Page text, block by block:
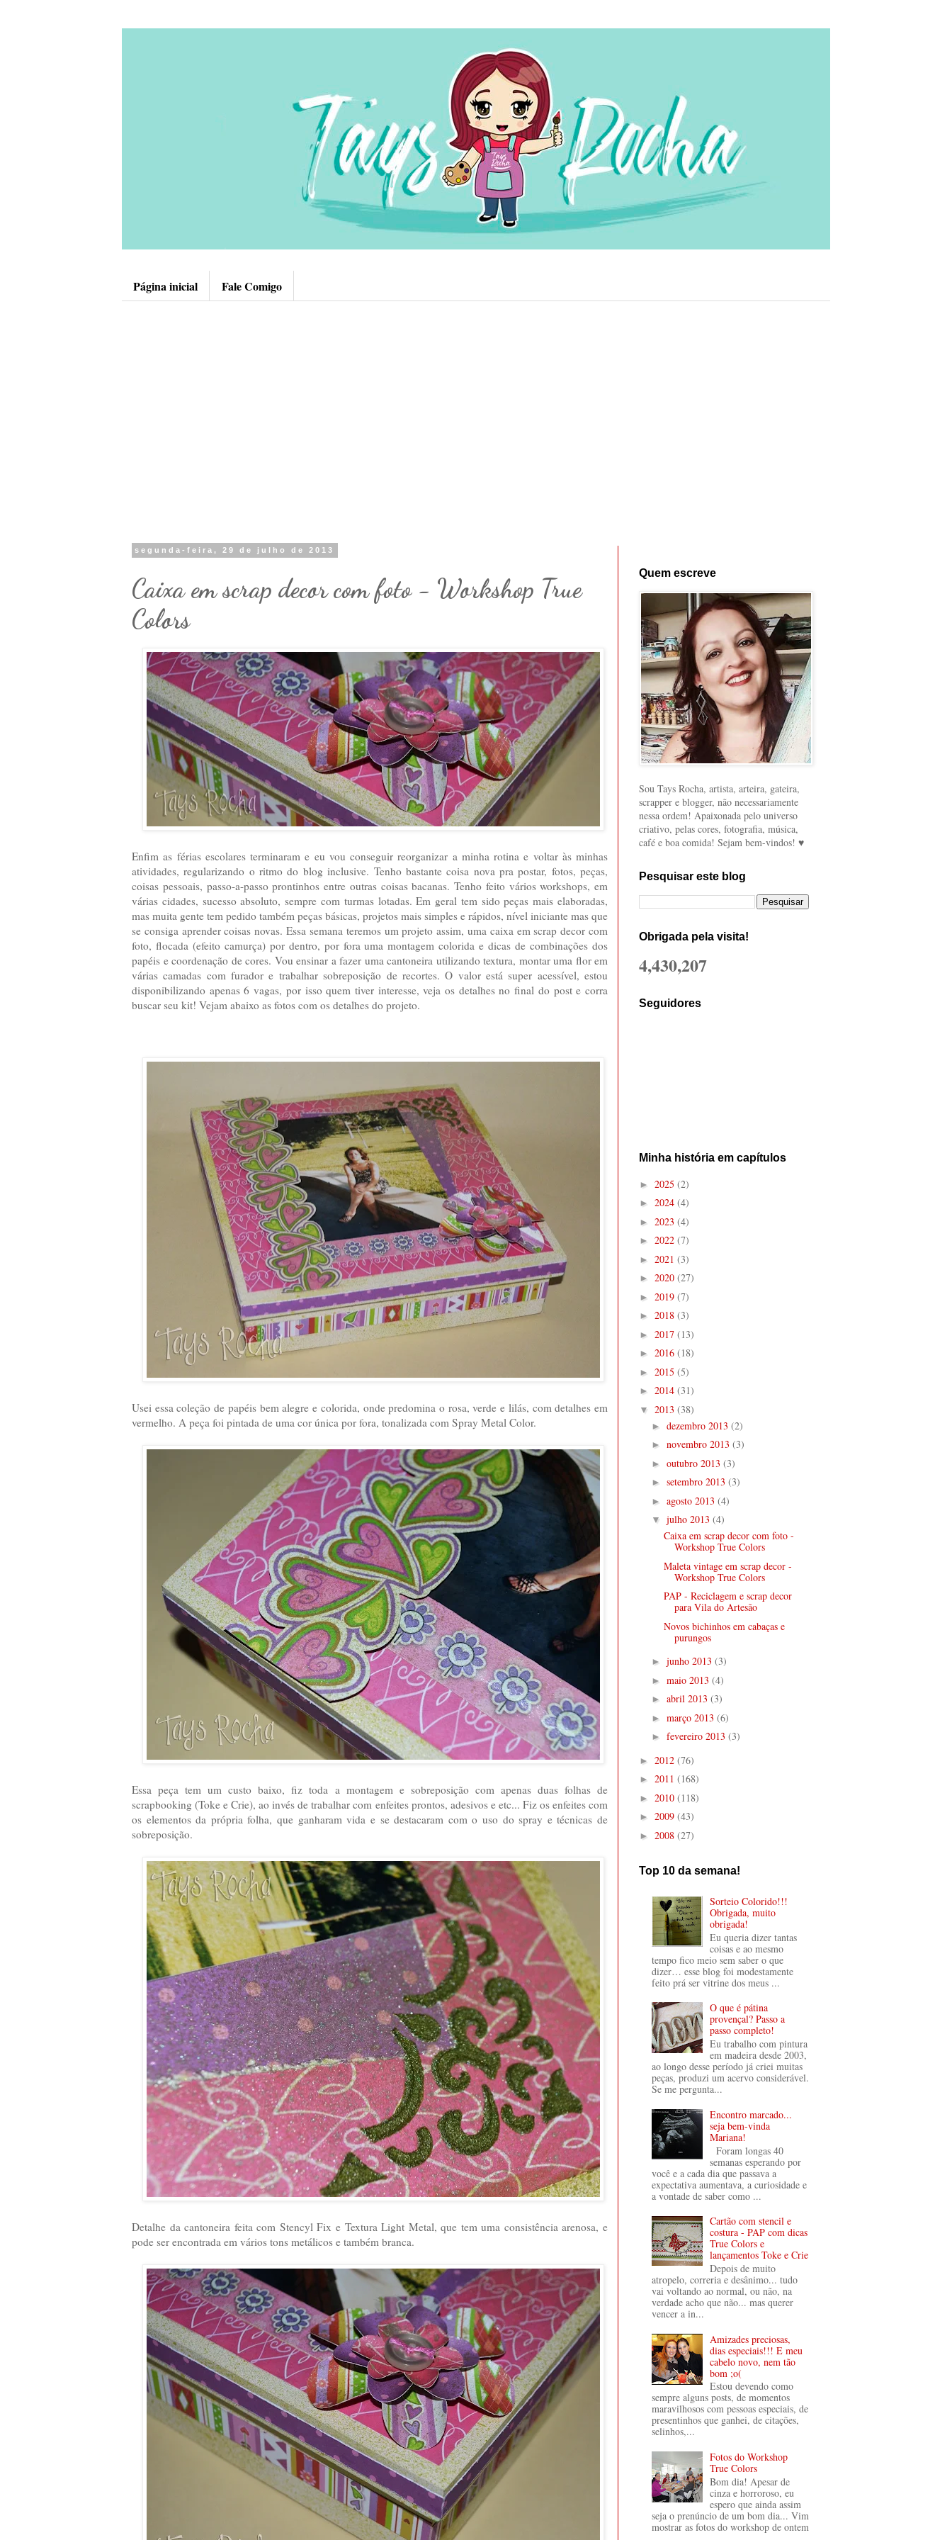
Página inicial Fale Comigo
segunda-feira, 29 de julho de 2013
Caixa em scrap decor com foto - Workshop True
Colors
Enfim as férias escolares terminaram e eu vou conseguir reorganizar a minha rotina e voltar às minhas
atividades, regularizando o ritmo do blog inclusive. Tenho bastante coisa nova pra postar, fotos, peças,
coisas pessoais, passo-a-passo prontinhos entre outras coisas bacanas. Tenho feito vários workshops, em
várias cidades, sucesso absoluto, sempre com turmas lotadas. Em geral tem sido peças mais elaboradas,
mas muita gente tem pedido também peças básicas, projetos mais simples e rápidos, nível iniciante mas que
se consiga aprender coisas novas. Essa semana teremos um projeto assim, uma caixa em scrap decor com
foto, flocada (efeito camurça) por dentro, por fora uma montagem colorida e dicas de combinações dos
papéis e coordenação de cores. Vou ensinar a fazer uma cantoneira utilizando textura, montar uma flor em
várias camadas com furador e trabalhar sobreposição de recortes. O valor está super acessível, estou
disponibilizando apenas 6 vagas, por isso quem tiver interesse, veja os detalhes no final do post e corra
buscar seu kit! Vejam abaixo as fotos com os detalhes do projeto.
Usei essa coleção de papéis bem alegre e colorida, onde predomina o rosa, verde e lilás, com detalhes em
vermelho. A peça foi pintada de uma cor única por fora, tonalizada com Spray Metal Color.
Essa peça tem um custo baixo, fiz toda a montagem e sobreposição com apenas duas folhas de
scrapbooking (Toke e Crie), ao invés de trabalhar com enfeites prontos, adesivos e etc... Fiz os enfeites com
os elementos da própria folha, que ganharam vida e se destacaram com o uso do spray e técnicas de
sobreposição.
Detalhe da cantoneira feita com Stencyl Fix e Textura Light Metal, que tem uma consistência arenosa, e
pode ser encontrada em vários tons metálicos e também branca.
Quem escreve
Sou Tays Rocha, artista, arteira, gateira,
scrapper e blogger, não necessariamente
nessa ordem! Apaixonada pelo universo
criativo, pelas cores, fotografia, música,
café e boa comida! Sejam bem-vindos! ♥
Pesquisar este blog
Obrigada pela visita!
4,430,207
Seguidores
Minha história em capítulos
► 2025 (2)
► 2024 (4)
► 2023 (4)
► 2022 (7)
► 2021 (3)
► 2020 (27)
► 2019 (7)
► 2018 (3)
► 2017 (13)
► 2016 (18)
► 2015 (5)
► 2014 (31)
▼ 2013 (38)
► dezembro 2013 (2)
► novembro 2013 (3)
► outubro 2013 (3)
► setembro 2013 (3)
► agosto 2013 (4)
▼ julho 2013 (4)
Caixa em scrap decor com foto -
Workshop True Colors
Maleta vintage em scrap decor -
Workshop True Colors
PAP - Reciclagem e scrap decor
para Vila do Artesão
Novos bichinhos em cabaças e
purungos
► junho 2013 (3)
► maio 2013 (4)
► abril 2013 (3)
► março 2013 (6)
► fevereiro 2013 (3)
► 2012 (76)
► 2011 (168)
► 2010 (118)
► 2009 (43)
► 2008 (27)
Top 10 da semana!
Sorteio Colorido!!!
Obrigada, muito
obrigada!
Eu queria dizer tantas
coisas e ao mesmo
tempo fico meio sem saber o que
dizer… esse blog foi modestamente
feito prá ser vitrine dos meus ...
O que é pátina
provençal? Passo a
passo completo!
Eu trabalho com pintura
em madeira desde 2003,
ao longo desse período já criei muitas
peças, produzi um acervo considerável.
Se me pergunta...
Encontro marcado...
seja bem-vinda
Mariana!
Foram longas 40
semanas esperando por
você e a cada dia que passava a
expectativa aumentava, a curiosidade e
a vontade de saber como ...
Cartão com stencil e
costura - PAP com dicas
True Colors e
lançamentos Toke e Crie
Depois de muito
atropelo, correria e desânimo... tudo
vai voltando ao normal, ou não, na
verdade acho que não... mas querer
vencer a in...
Amizades preciosas,
dias especiais!!! E meu
cabelo novo, nem tão
bom ;o(
Estou devendo como
sempre alguns posts, de momentos
maravilhosos com pessoas especiais, de
presentinhos que ganhei, de citações,
selinhos,...
Fotos do Workshop
True Colors
Bom dia! Apesar de
cinza e horroroso, eu
espero que ainda assim
seja o prenúncio de um bom dia... Vim
mostrar as fotos do workshop de ontem